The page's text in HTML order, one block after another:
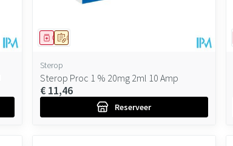
Op voorschrift
Geneesmiddel
Sterop
Sterop Proc 1 % 20mg 2ml 10 Amp
€ 11,46
Reserveer